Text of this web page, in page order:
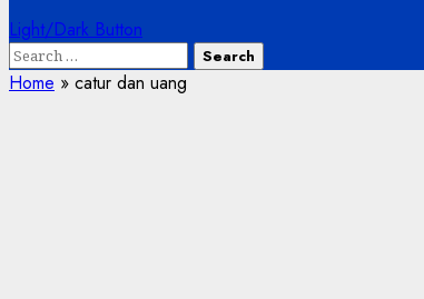
Light/Dark Button
Search
for:
Home » catur dan uang